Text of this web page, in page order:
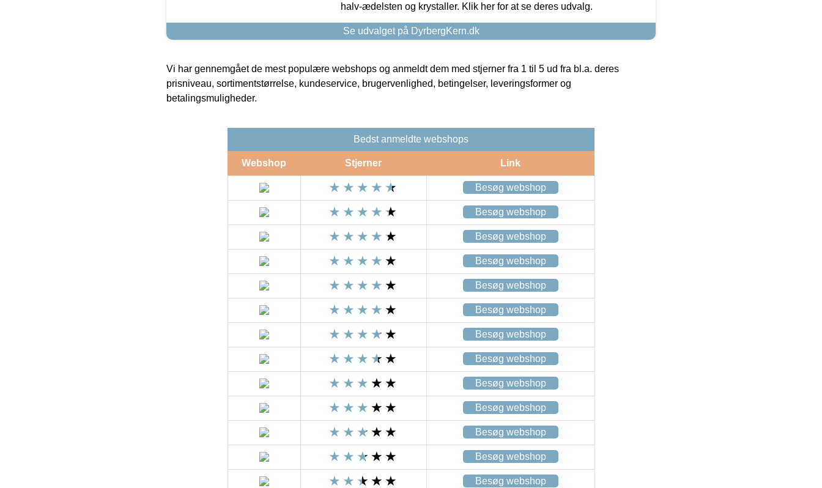
halv-ædelsten og krystaller. Klik her for at se deres udvalg.
Se udvalget på DyrbergKern.dk
Vi har gennemgået de mest populære webshops og anmeldt dem med stjerner fra 1 til 5 ud fra bl.a. deres
prisniveau, sortimentstørrelse, kundeservice, brugervenlighed, betingelser, leveringsformer og
betalingsmuligheder.
Bedst anmeldte webshops
Webshop Stjerner Link
Besøg webshop
Besøg webshop
Besøg webshop
Besøg webshop
Besøg webshop
Besøg webshop
Besøg webshop
Besøg webshop
Besøg webshop
Besøg webshop
Besøg webshop
Besøg webshop
Besøg webshop